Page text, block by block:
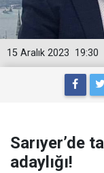
19:30
15 Aralık 2023
Sarıyer’de
adaylığı!